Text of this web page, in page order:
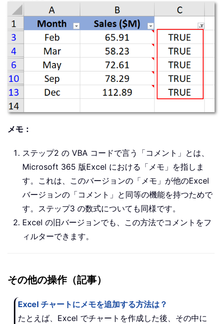
メモ：
ステップ2 の VBA コードで言う「コメント」とは、
Microsoft 365 版Excel における「メモ」を指しま
す。これは、このバージョンの「メモ」が他のExcel
バージョンの「コメント」と同等の機能を持つためで
す。ステップ3 の数式についても同様です。
Excel の旧バージョンでも、この方法でコメントをフ
ィルターできます。
その他の操作（記事）
Excel チャートにメモを追加する方法は？
たとえば、Excel でチャートを作成した後、その中に